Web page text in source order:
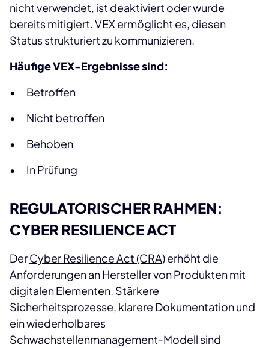
nicht verwendet, ist deaktiviert oder wurde
bereits mitigiert. VEX ermöglicht es, diesen
Status strukturiert zu kommunizieren.
Häufige VEX-Ergebnisse sind:
• Betroffen
• Nicht betroffen
• Behoben
• In Prüfung
REGULATORISCHER RAHMEN:
CYBER RESILIENCE ACT
DerCyber Resilience Act (CRA)erhöht die
Anforderungen an Hersteller von Produkten mit
digitalen Elementen. Stärkere
Sicherheitsprozesse, klarere Dokumentation und
ein wiederholbares
Schwachstellenmanagement-Modell sind